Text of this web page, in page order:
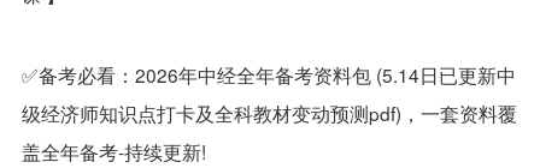
✅备考必看： 2026年中经全年备考资料包(5.14日已更新中
级经济师知识点打卡及全科教材变动预测pdf)，一套资料覆
盖全年备考-持续更新!